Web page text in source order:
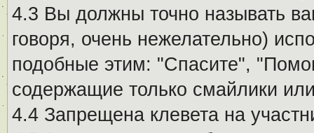
4.3 Вы должны точно называть
говоря, очень нежелательно)
подобные этим: "Спасите",
содержащие только смайлики
4.4 Запрещена клевета на